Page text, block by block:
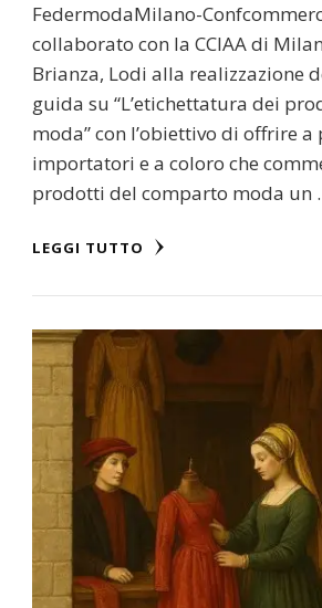
FedermodaMilano-
collaborato con la CCIAA di
Brianza, Lodi alla realizzazione
guida su “L’etichettatura dei
moda” con l’obiettivo di offrire
importatori e a coloro che
prodotti del comparto moda un
LEGGI TUTTO